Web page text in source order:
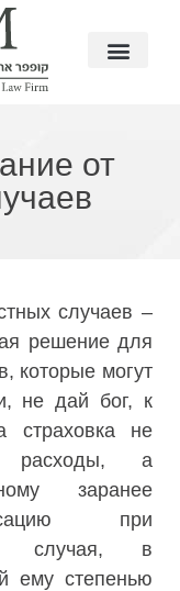
от
случаев –
решение для
которые могут
не дай бог, к
страховка не
расходы, а
заранее
при
случая, в
ему степенью